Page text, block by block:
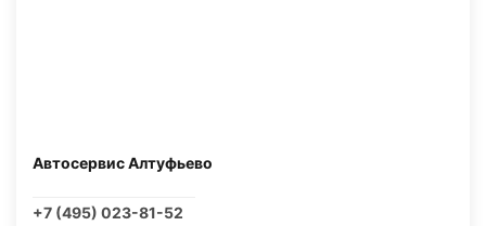
Автосервис Алтуфьево
+7 (495) 023-81-52